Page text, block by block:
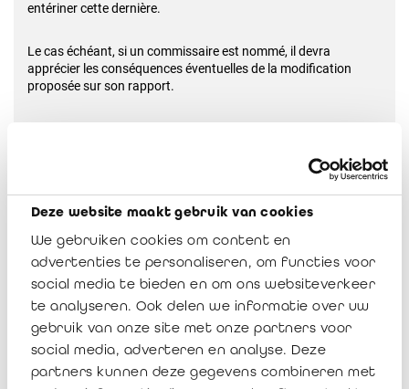
Deze website maakt gebruik van cookies
We gebruiken cookies om content en
advertenties te personaliseren, om functies voor
social media te bieden en om ons websiteverkeer
te analyseren. Ook delen we informatie over uw
gebruik van onze site met onze partners voor
social media, adverteren en analyse. Deze
partners kunnen deze gegevens combineren met
entériner cette dernière.
Le cas échéant, si un commissaire est nommé, il devra
apprécier les conséquences éventuelles de la modification
proposée sur son rapport.
[1]Art. 9:12, 5° CSA : «Une décision de l’assemblée générale est
exigée pour :
5° l’approbation des comptes annuels et du budget ;